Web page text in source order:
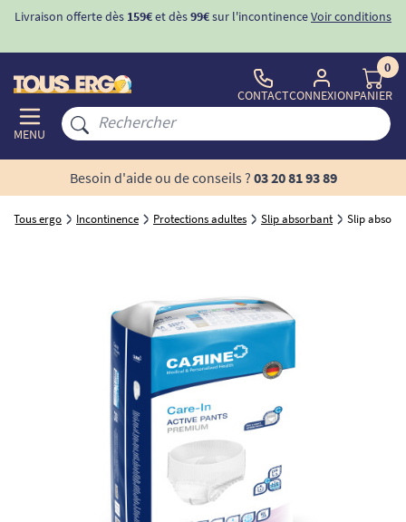
Livraison offerte dès 159€et dès99€sur l'incontinenceVoir conditions
MENU
CONTACTCONNEXION
0
PANIER
Besoin d'aide ou de conseils ? 03 20 81 93 89
Tous ergo Incontinence Protections adultes Slip absorbant Slip